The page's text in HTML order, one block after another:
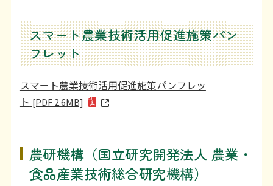
スマート農業技術活用促進施策パン
フレット
スマート農業技術活用促進施策パンフレッ
ト [PDF 2.6MB]
農研機構（国立研究開発法人 農業・
食品産業技術総合研究機構）